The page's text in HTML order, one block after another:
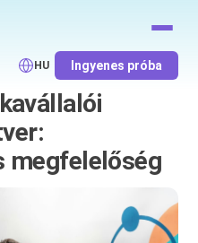
HU Ingyenes próba
megfelelőség